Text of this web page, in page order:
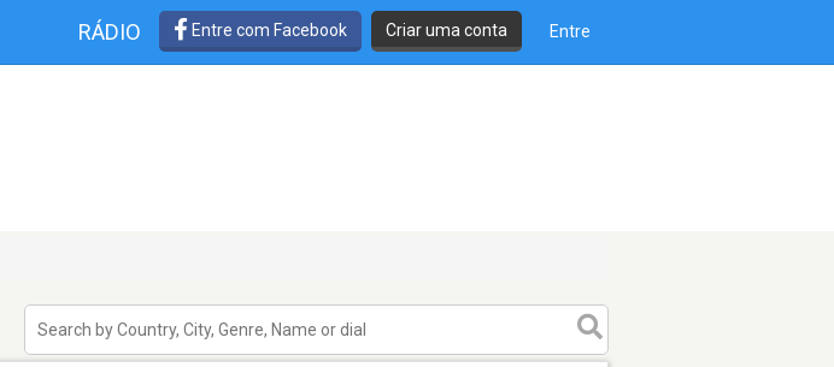
RÁDIO Entre com Facebook Criar uma conta Entre